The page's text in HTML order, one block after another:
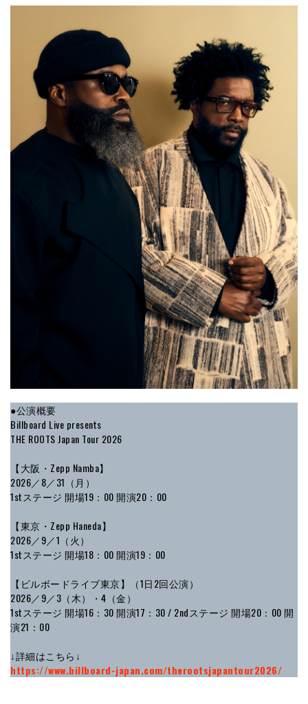
●公演概要
Billboard Live presents
THE ROOTS Japan Tour 2026
【大阪・Zepp Namba】
2026／8／31（月）
1stステージ 開場19：00 開演20：00
【東京・Zepp Haneda】
2026／9／1（火）
1stステージ 開場18：00 開演19：00
【ビルボードライブ東京】（1日2回公演）
2026／9／3（木）・4（金）
1stステージ 開場16：30 開演17：30 / 2ndステージ 開場20：00 開
演21：00
↓詳細はこちら↓
https://www.billboard-japan.com/therootsjapantour2026/